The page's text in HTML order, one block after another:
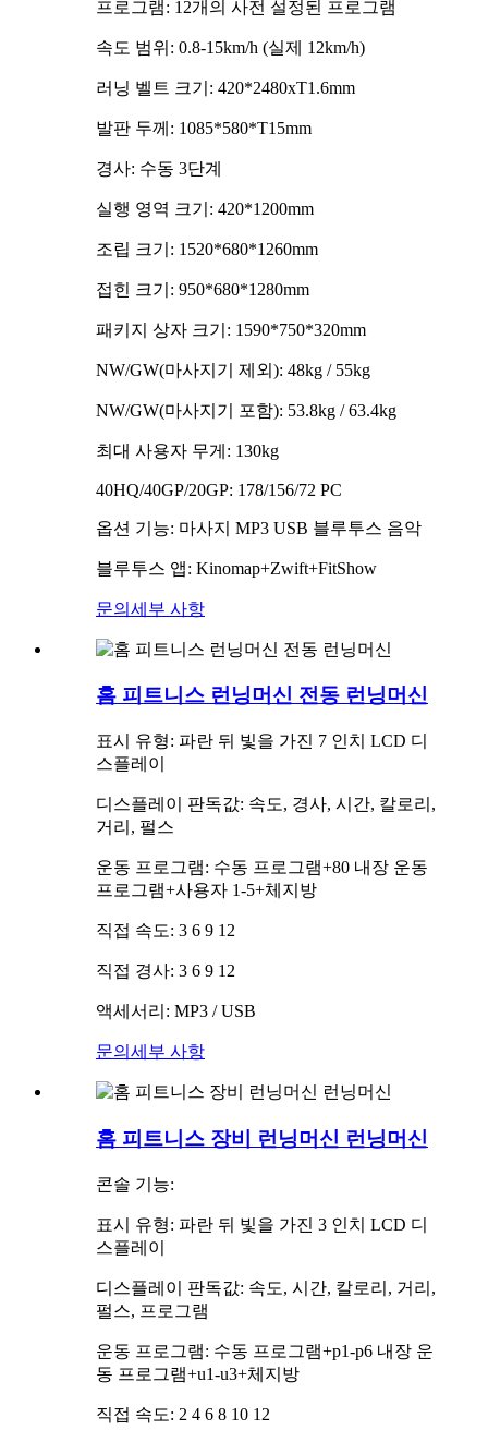
프로그램: 12개의 사전 설정된 프로그램
속도 범위: 0.8-15km/h (실제 12km/h)
러닝 벨트 크기: 420*2480xT1.6mm
발판 두께: 1085*580*T15mm
경사: 수동 3단계
실행 영역 크기: 420*1200mm
조립 크기: 1520*680*1260mm
접힌 크기: 950*680*1280mm
패키지 상자 크기: 1590*750*320mm
NW/GW(마사지기 제외): 48kg / 55kg
NW/GW(마사지기 포함): 53.8kg / 63.4kg
최대 사용자 무게: 130kg
40HQ/40GP/20GP: 178/156/72 PC
옵션 기능: 마사지 MP3 USB 블루투스 음악
블루투스 앱: Kinomap+Zwift+FitShow
문의 세부 사항
홈 피트니스 런닝머신 전동 런닝머신
표시 유형: 파란 뒤 빛을 가진 7 인치 LCD 디
스플레이
디스플레이 판독값: 속도, 경사, 시간, 칼로리,
거리, 펄스
운동 프로그램: 수동 프로그램+80 내장 운동
프로그램+사용자 1-5+체지방
직접 속도: 3 6 9 12
직접 경사: 3 6 9 12
액세서리: MP3 / USB
문의 세부 사항
홈 피트니스 장비 런닝머신 런닝머신
콘솔 기능:
표시 유형: 파란 뒤 빛을 가진 3 인치 LCD 디
스플레이
디스플레이 판독값: 속도, 시간, 칼로리, 거리,
펄스, 프로그램
운동 프로그램: 수동 프로그램+p1-p6 내장 운
동 프로그램+u1-u3+체지방
직접 속도: 2 4 6 8 10 12